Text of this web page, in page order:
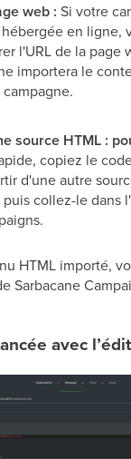
web : Si votre
en ligne,
l'URL de la page
importera le
source HTML :
copiez le
d'une autre
collez-le dans
HTML importé,
Sarbacane
avec